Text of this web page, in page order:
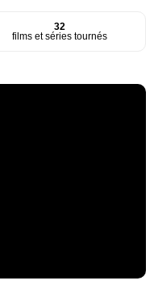
32
films et séries tournés